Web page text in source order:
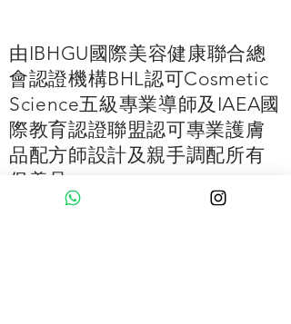
由IBHGU國際美容健康聯合總
會認證機構BHL認可Cosmetic
Science五級專業導師及IAEA國
際教育認證聯盟認可專業護膚
品配方師設計及親手調配所有
保養品。